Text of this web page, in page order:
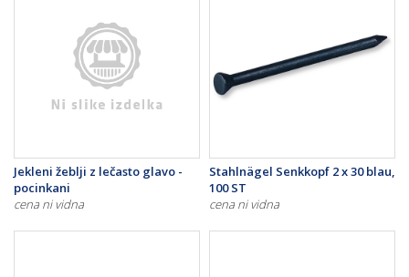
Jekleni žeblji z lečasto glavo -
pocinkani
cena ni vidna
Stahlnägel Senkkopf 2 x 30 blau,
100 ST
cena ni vidna